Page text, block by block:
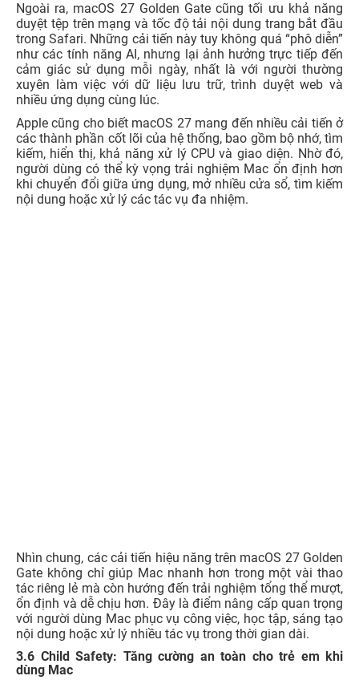
Ngoài ra, macOS 27 Golden Gate cũng tối ưu khả năng
duyệt tệp trên mạng và tốc độ tải nội dung trang bắt đầu
trong Safari. Những cải tiến này tuy không quá “phô diễn”
như các tính năng AI, nhưng lại ảnh hưởng trực tiếp đến
cảm giác sử dụng mỗi ngày, nhất là với người thường
xuyên làm việc với dữ liệu lưu trữ, trình duyệt web và
nhiều ứng dụng cùng lúc.
Apple cũng cho biết macOS 27 mang đến nhiều cải tiến ở
các thành phần cốt lõi của hệ thống, bao gồm bộ nhớ, tìm
kiếm, hiển thị, khả năng xử lý CPU và giao diện. Nhờ đó,
người dùng có thể kỳ vọng trải nghiệm Mac ổn định hơn
khi chuyển đổi giữa ứng dụng, mở nhiều cửa sổ, tìm kiếm
nội dung hoặc xử lý các tác vụ đa nhiệm.
Nhìn chung, các cải tiến hiệu năng trên macOS 27 Golden
Gate không chỉ giúp Mac nhanh hơn trong một vài thao
tác riêng lẻ mà còn hướng đến trải nghiệm tổng thể mượt,
ổn định và dễ chịu hơn. Đây là điểm nâng cấp quan trọng
với người dùng Mac phục vụ công việc, học tập, sáng tạo
nội dung hoặc xử lý nhiều tác vụ trong thời gian dài.
3.6 Child Safety: Tăng cường an toàn cho trẻ em khi
dùng Mac